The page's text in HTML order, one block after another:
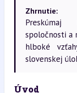
Zhrnutie:
Preskúmaj
spoločnosti a
hlboké
slovenskej
Úvod